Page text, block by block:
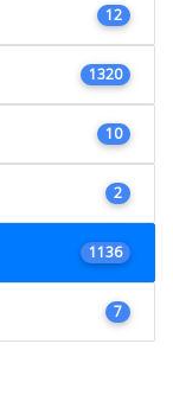
12
1320
10
2
1136
7